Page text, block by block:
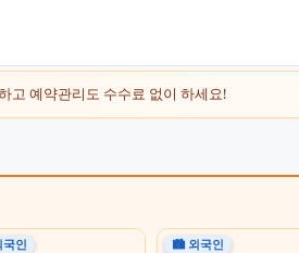
고 예약관리도 수수료 없이 하세요!
인 🏙 외국인
인 🌾 농어촌